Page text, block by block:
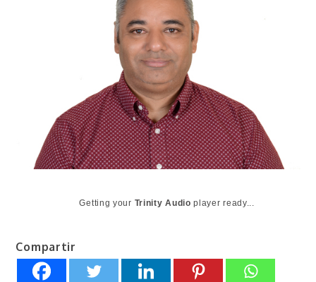
Getting your Trinity Audio player ready...
Compartir